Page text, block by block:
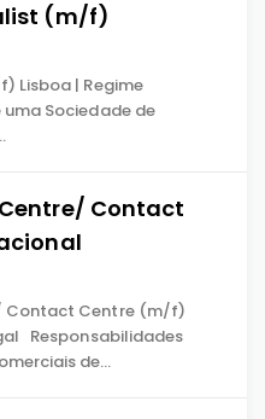
(m/f)
Lisboa | Regime
uma Sociedade de
Contact
Contact Centre (m/f)
Responsabilidades
de…